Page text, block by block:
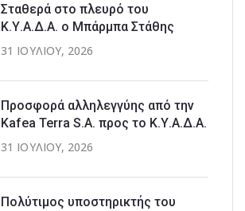
Σταθερά στο πλευρό του
Κ.Υ.Α.Δ.Α. ο Μπάρμπα Στάθης
31 ΙΟΥΛΊΟΥ, 2026
Προσφορά αλληλεγγύης από την
Kafea Terra S.A. προς το Κ.Υ.Α.Δ.Α.
31 ΙΟΥΛΊΟΥ, 2026
Πολύτιμος υποστηρικτής του